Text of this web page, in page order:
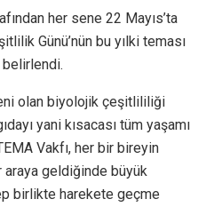
her sene 22 Mayıs’ta
Günü’nün bu yılki teması
belirlendi.
olan biyolojik çeşitlililiği
yani kısacası tüm yaşamı
Vakfı, her bir bireyin
araya geldiğinde büyük
birlikte harekete geçme